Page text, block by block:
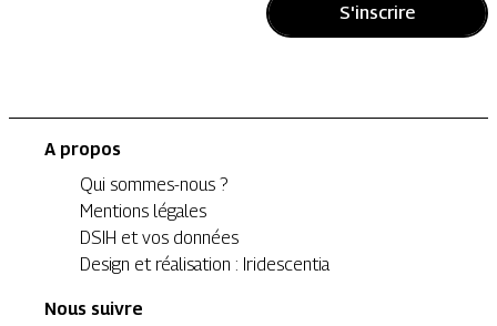
S'inscrire
A propos
Qui sommes-nous ?
Mentions légales
DSIH et vos données
Design et réalisation : Iridescentia
Nous suivre